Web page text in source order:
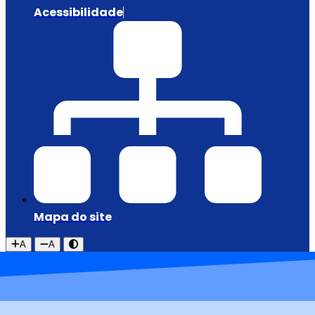
Acessibilidade
Mapa do site
A A